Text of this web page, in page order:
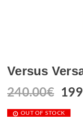
Versus
240.00€
OUT OF STOCK